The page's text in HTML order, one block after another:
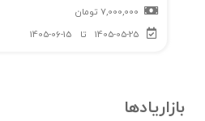
7,000,000 تومان
1405-05-25
تا 1405-06-15
بازاریادها